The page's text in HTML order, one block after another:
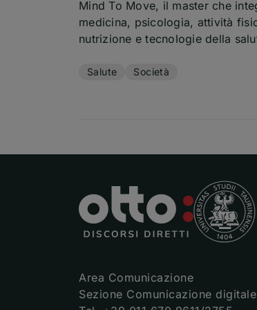
Mind To Move, il master che
medicina, psicologia, attività
nutrizione e tecnologie della
Salute Società
Area Comunicazione
Sezione Comunicazione